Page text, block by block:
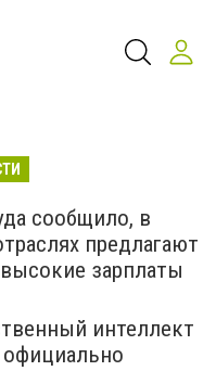
сообщило, в
предлагают
зарплаты
интеллект
официально